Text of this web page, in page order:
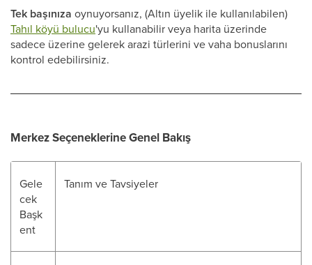
Tek başınıza oynuyorsanız, (Altın üyelik ile kullanılabilen)
Tahıl köyü bulucu'yu kullanabilir veya harita üzerinde
sadece üzerine gelerek arazi türlerini ve vaha bonuslarını
kontrol edebilirsiniz.
Merkez Seçeneklerine Genel Bakış
Gele
cek
Başk
ent
Tanım ve Tavsiyeler